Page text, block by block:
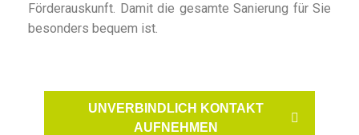
Förderauskunft. Damit die gesamte Sanierung für Sie
besonders bequem ist.
UNVERBINDLICH KONTAKT
AUFNEHMEN